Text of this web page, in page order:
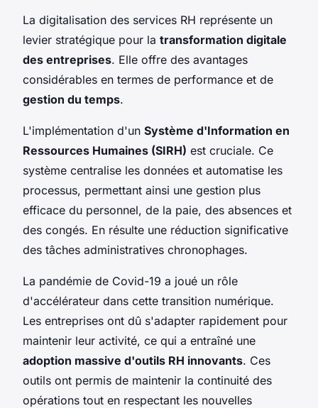
La digitalisation des services RH représente un
levier stratégique pour la transformation digitale
des entreprises. Elle offre des avantages
considérables en termes de performance et de
gestion du temps.
L'implémentation d'un Système d'Information en
Ressources Humaines (SIRH) est cruciale. Ce
système centralise les données et automatise les
processus, permettant ainsi une gestion plus
efficace du personnel, de la paie, des absences et
des congés. En résulte une réduction significative
des tâches administratives chronophages.
La pandémie de Covid-19 a joué un rôle
d'accélérateur dans cette transition numérique.
Les entreprises ont dû s'adapter rapidement pour
maintenir leur activité, ce qui a entraîné une
adoption massive d'outils RH innovants. Ces
outils ont permis de maintenir la continuité des
opérations tout en respectant les nouvelles